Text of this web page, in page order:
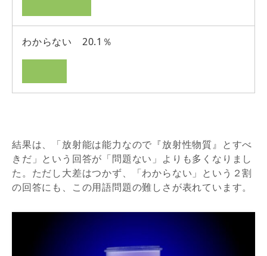
わからない 20.1％
結果は、「放射能は能力なので『放射性物質』とすべ
きだ」という回答が「問題ない」よりも多くなりまし
た。ただし大差はつかず、「わからない」という２割
の回答にも、この用語問題の難しさが表れています。